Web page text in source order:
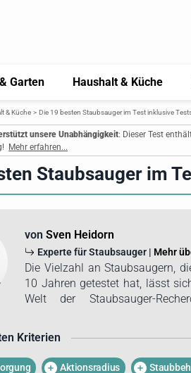
Garten Haushalt & Küche
& Küche Die 19 besten Staubsauger im Test inklusive
unsere Unabhängigkeit: Dieser Test
Mehr erfahren...
Staubsauger im
von Sven Heidorn
Experte für Staubsauger | Mehr
Die Vielzahl an Staubsaugern,
10 Jahren getestet hat, lässt
Welt der Staubsauger-
unterschiedlichen Modellen
Staubsaugerlexikon bezeichnet.
durch wertvolle Tipps und
Kriterien
Aktionsradius